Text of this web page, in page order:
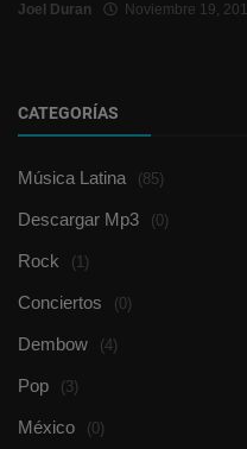
Joel Duran Noviembre 19,
CATEGORÍAS
Música Latina (85)
Descargar Mp3 (0)
Rock (1)
Conciertos (0)
Dembow (4)
Pop (3)
México (0)